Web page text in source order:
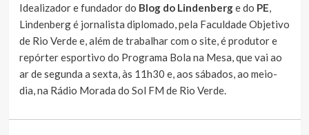
Idealizador e fundador do Blog do Lindenberge do PE,
Lindenberg é jornalista diplomado, pela Faculdade Objetivo
de Rio Verde e, além de trabalhar com o site, é produtor e
repórter esportivo do Programa Bola na Mesa, que vai ao
ar de segunda a sexta, às 11h30 e, aos sábados, ao meio-
dia, na Rádio Morada do Sol FM de Rio Verde.